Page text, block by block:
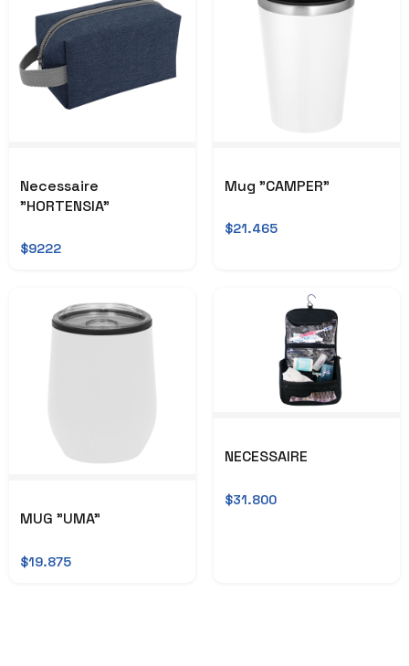
Necessaire
"HORTENSIA"
$9222
Mug "CAMPER"
$21.465
MUG "UMA"
$19.875
NECESSAIRE
$31.800